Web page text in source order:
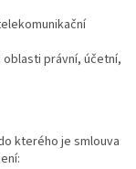
právní, účetní,
kterého je smlouva